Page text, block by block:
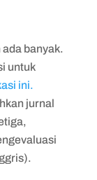
banyak.
untuk
ini.
jurnal